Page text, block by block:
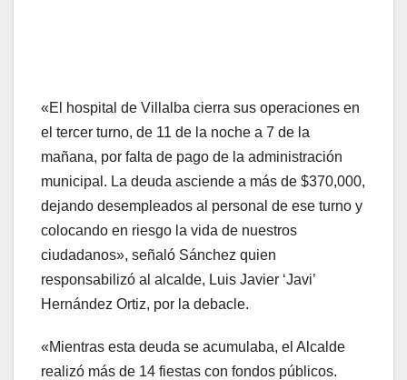
«El hospital de Villalba cierra sus operaciones en
el tercer turno, de 11 de la noche a 7 de la
mañana, por falta de pago de la administración
municipal. La deuda asciende a más de $370,000,
dejando desempleados al personal de ese turno y
colocando en riesgo la vida de nuestros
ciudadanos», señaló Sánchez quien
responsabilizó al alcalde, Luis Javier ‘Javi’
Hernández Ortiz, por la debacle.
«Mientras esta deuda se acumulaba, el Alcalde
realizó más de 14 fiestas con fondos públicos.